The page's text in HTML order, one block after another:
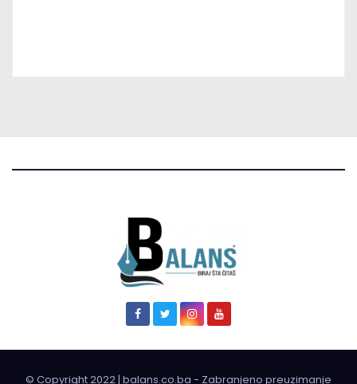
© Copyright 2022 | balans.co.ba - Zabranjeno preuzimanje